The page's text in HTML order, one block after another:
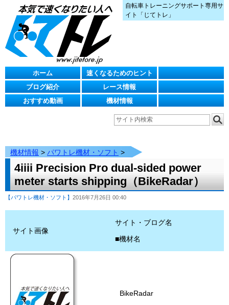
自転車トレーニングサポート専用サ
イト「じてトレ」
ホーム
速くなるためのヒント
ブログ紹介
レース情報
おすすめ動画
機材情報
機材情報 > パワトレ機材・ソフト >
4iiii Precision Pro dual-sided power
meter starts shipping（BikeRadar）
【パワトレ機材・ソフト】 2016年7月26日 00:40
サイト画像
サイト・ブログ名
■機材名
BikeRadar